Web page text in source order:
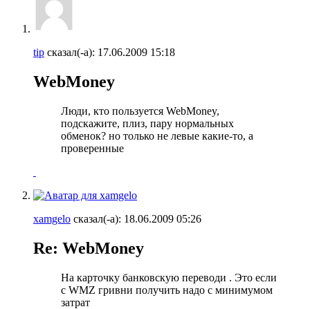
tip сказал(-а): 17.06.2009 15:18
WebMoney
Люди, кто пользуется WebMoney,
подскажите, плиз, пару нормальных
обменок? но только не левые какие-то, а
проверенные
xamgelo сказал(-а): 18.06.2009 05:26
Re: WebMoney
На карточку банковскую переводи . Это если
с WMZ гривни получить надо с минимумом
затрат